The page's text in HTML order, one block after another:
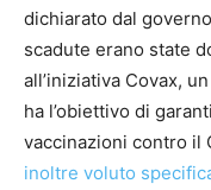
dichiarato dal
scadute erano state
all’iniziativa Covax,
ha l’obiettivo di
vaccinazioni contro il
inoltre voluto